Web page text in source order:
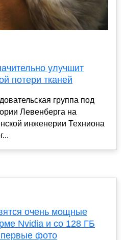
улучшит
потери тканей
группа под
Левенберга на
инженерии Техниона
очень мощные
Nvidia и со 128 ГБ
фото